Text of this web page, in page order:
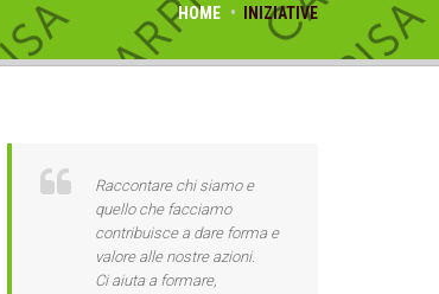
HOME INIZIATIVE
Raccontare chi siamo e
quello che facciamo
contribuisce a dare forma e
valore alle nostre azioni.
Ci aiuta a formare,